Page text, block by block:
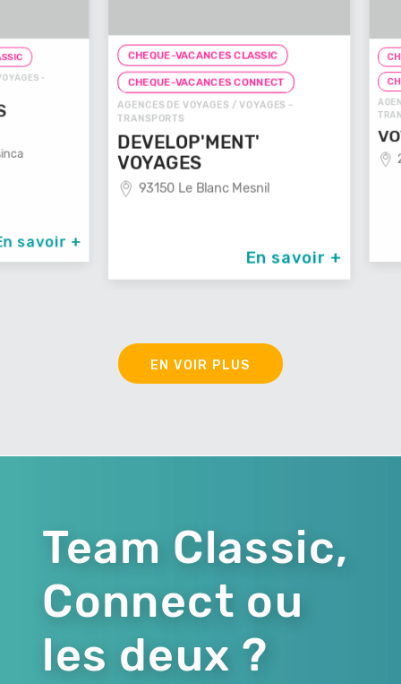
-
+
CHEQUE-VACANCES CLASSIC
CHEQUE-VACANCES CONNECT
AGENCES DE VOYAGES / VOYAGES -
TRANSPORTS
DEVELOP'MENT'
VOYAGES
93150 Le Blanc Mesnil
En savoir +
AGENCES
EN VOIR PLUS
Team Classic,
Connect ou
les deux ?